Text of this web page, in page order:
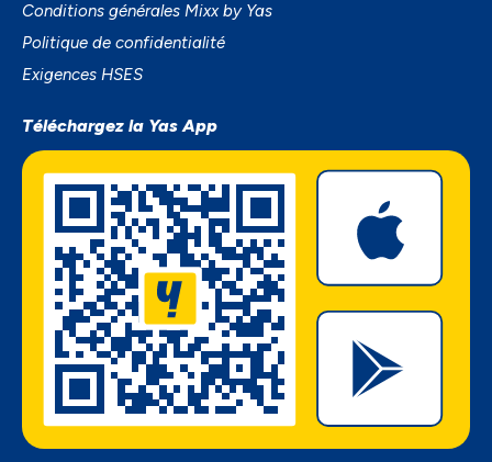
Conditions générales Mixx by Yas
Politique de confidentialité
Exigences HSES
Téléchargez la Yas App